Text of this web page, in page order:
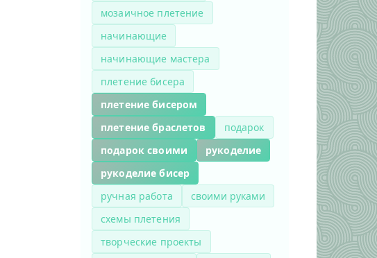
мозаичное плетение
начинающие
начинающие мастера
плетение бисера
плетение бисером
плетение браслетов
подарок
подарок своими
рукоделие
рукоделие бисер
ручная работа
своими руками
схемы плетения
творческие проекты